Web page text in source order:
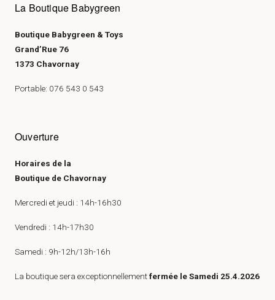
La Boutique Babygreen
Boutique Babygreen & Toys
Grand’Rue 76
1373 Chavornay
Portable: 076 543 0 543
Ouverture
Horaires de la
Boutique de Chavornay
Mercredi et jeudi : 14h-16h30
Vendredi : 14h-17h30
Samedi : 9h-12h/13h-16h
La boutique sera exceptionnellementfermée le Samedi 25.4.2026